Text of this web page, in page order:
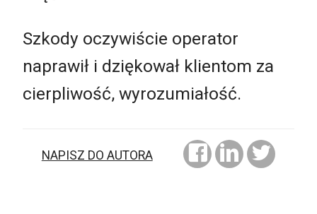
Szkody oczywiście operator
naprawił i dziękował klientom za
cierpliwość, wyrozumiałość.
NAPISZ DO AUTORA